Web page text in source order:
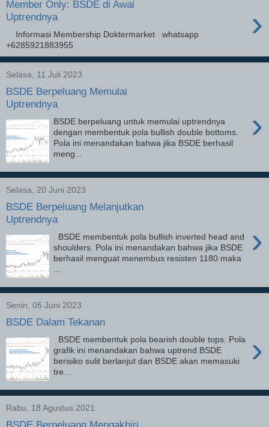
Member Only: BSDE di Awal
Uptrendnya
›
Informasi Membership Doktermarket whatsapp
+6285921883955
Selasa, 11 Juli 2023
BSDE Berpeluang Memulai
Uptrendnya
›
BSDE berpeluang untuk memulai uptrendnya
dengan membentuk pola bullish double bottoms.
Pola ini menandakan bahwa jika BSDE berhasil
meng...
Selasa, 20 Juni 2023
BSDE Berpeluang Melanjutkan
Uptrendnya
›
BSDE membentuk pola bullish inverted head and
shoulders. Pola ini menandakan bahwa jika BSDE
berhasil menguat menembus resisten 1180 maka
Senin, 05 Juni 2023
BSDE Dalam Tekanan
›
BSDE membentuk pola bearish double tops. Pola
grafik ini menandakan bahwa uptrend BSDE
berisiko sulit berlanjut dan BSDE akan memasuki
tre...
Rabu, 18 Agustus 2021